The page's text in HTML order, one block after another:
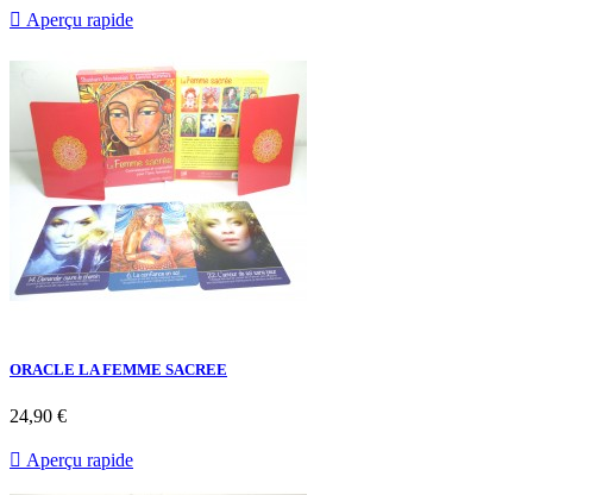
 Aperçu rapide
ORACLE LA FEMME SACREE
24,90 €
 Aperçu rapide